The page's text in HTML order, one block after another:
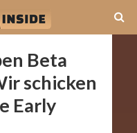
Beta
schicken
Early